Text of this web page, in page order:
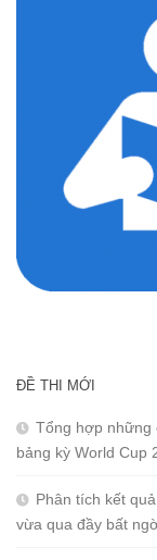
ĐỀ THI MỚI
Tổng hợp những
bảng kỳ World Cup
Phân tích kết
vừa qua đầy bất